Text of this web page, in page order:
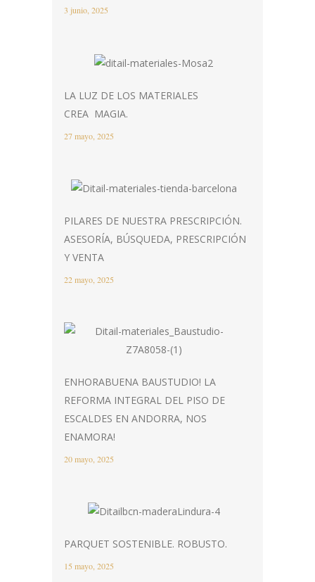
3 junio, 2025
LA LUZ DE LOS MATERIALES
CREA MAGIA.
27 mayo, 2025
PILARES DE NUESTRA PRESCRIPCIÓN.
ASESORÍA, BÚSQUEDA, PRESCRIPCIÓN
Y VENTA
22 mayo, 2025
ENHORABUENA BAUSTUDIO! LA
REFORMA INTEGRAL DEL PISO DE
ESCALDES EN ANDORRA, NOS
ENAMORA!
20 mayo, 2025
PARQUET SOSTENIBLE. ROBUSTO.
15 mayo, 2025